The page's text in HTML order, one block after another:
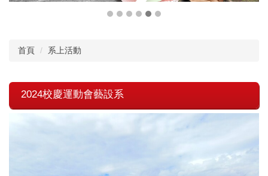
首頁 系上活動
2024校慶運動會藝設系